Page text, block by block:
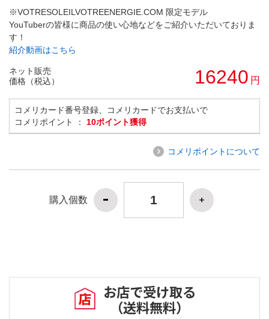
※VOTRESOLEILVOTREENERGIE.COM 限定モデル
YouTuberの皆様に商品の使い心地などをご紹介いただいておりま
す！
紹介動画はこちら
ネット販売
価格（税込）
16240 円
コメリカード番号登録、コメリカードでお支払いで
コメリポイント ： 10ポイント獲得
コメリポイントについて
購入個数
お店で受け取る
（送料無料）